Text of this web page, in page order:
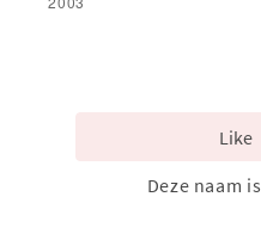
Like
Deze naam is